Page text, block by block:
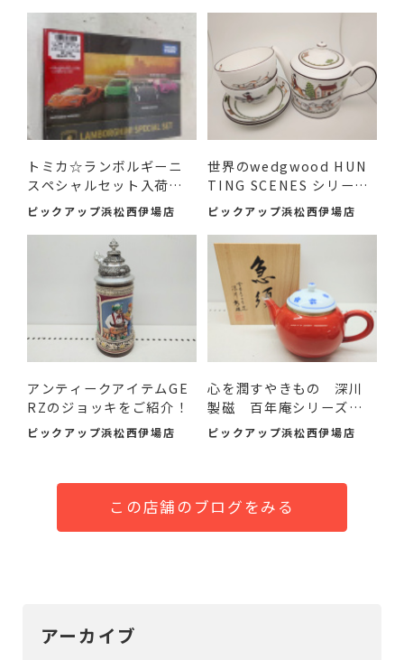
トミカ☆ランボルギーニ
スペシャルセット入荷し
まし...
ピックアップ浜松西伊場店
世界のwedgwood HUN
TING SCENES シリーズ
のアイテ...
ピックアップ浜松西伊場店
アンティークアイテムGE
RZのジョッキをご紹介！
ピックアップ浜松西伊場店
心を潤すやきもの 深川
製磁 百年庵シリーズの
急...
ピックアップ浜松西伊場店
この店舗のブログをみる
アーカイブ